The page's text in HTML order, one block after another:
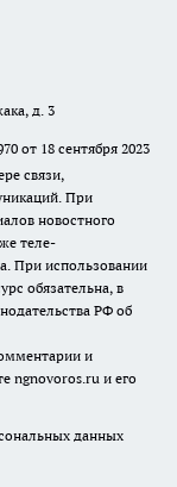
д. 3
от 18 сентября 2023
связи,
При
новостного
теле-
При использовании
обязательна, в
РФ об
и
ngnovoros.ru и его
данных